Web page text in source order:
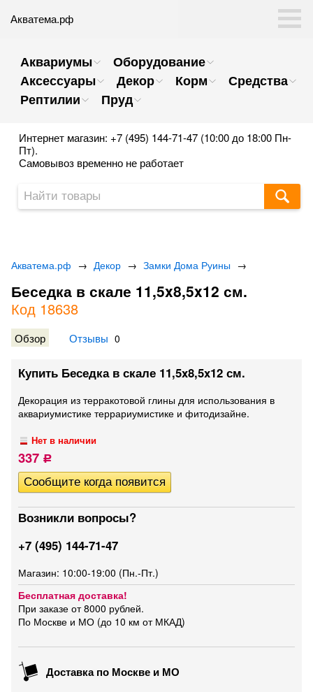
Акватема.рф
Аквариумы
Оборудование
Аксессуары
Декор Корм
Средства
Рептилии
Пруд
Интернет магазин: +7 (495) 144-71-47 (10:00 до 18:00 Пн-
Пт).
Самовывоз временно не работает
Акватема.рф → Декор → Замки Дома Руины →
Беседка в скале 11,5x8,5x12 см.
Код 18638
Обзор Отзывы 0
Купить Беседка в скале 11,5x8,5x12 см.
Декорация из терракотовой глины для использования в
аквариумистике террариумистике и фитодизайне.
Нет в наличии
337 Р
Возникли вопросы?
+7 (495) 144-71-47
Магазин: 10:00-19:00 (Пн.-Пт.)
Бесплатная доставка!
При заказе от 8000 рублей.
По Москве и МО (до 10 км от МКАД)
Доставка по Москве и МО